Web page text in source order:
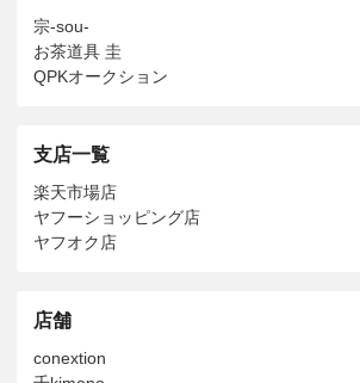
宗-sou-
お茶道具 圭
QPKオークション
支店一覧
楽天市場店
ヤフーショッピング店
ヤフオク店
店舗
conextion